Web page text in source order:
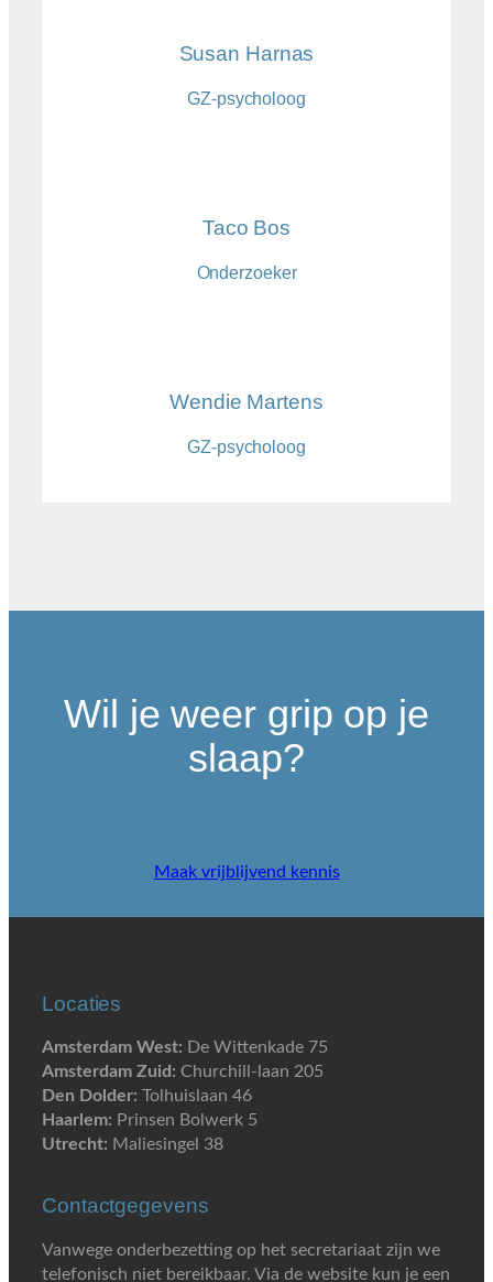
Susan Harnas
GZ-psycholoog
Taco Bos
Onderzoeker
Wendie Martens
GZ-psycholoog
Wil je weer grip op je
slaap?
Maak vrijblijvend kennis
Locaties
Amsterdam West: De Wittenkade 75
Amsterdam Zuid: Churchill-laan 205
Den Dolder: Tolhuislaan 46
Haarlem: Prinsen Bolwerk 5
Utrecht: Maliesingel 38
Contactgegevens
Vanwege onderbezetting op het secretariaat zijn we
telefonisch niet bereikbaar. Via de website kun je een